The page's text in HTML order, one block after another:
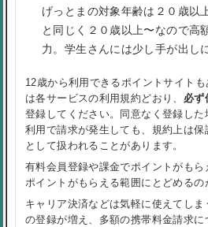
げっとまの対象年齢は２０歳以
と同じく２０歳以上〜なので高
力。学生さんには少し手が出し
12歳から利用できるポイントサイト
は各サービスの利用規約どおり、 必ず
登録してください。同意なく登録し
利用で請求が発生しても、規約上は
として扱われることがあります。
有料会員登録や課金でポイントがも
ポイントがもらえる範囲にとどめるの
キャリア決済などは気軽に使えてし
の登録が増え、多額の携帯料金請求に